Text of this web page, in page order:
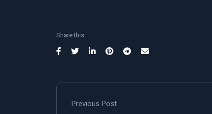
Share this:
Previous Post